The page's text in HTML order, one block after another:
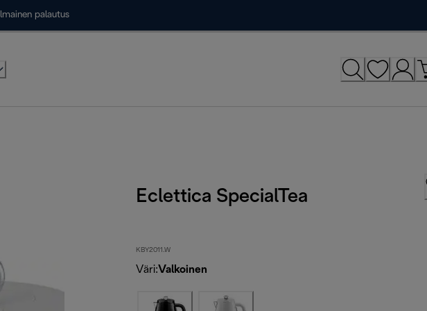
Ilmainen palautus
Eclettica SpecialTea
KBY2011.W
Väri:Valkoinen